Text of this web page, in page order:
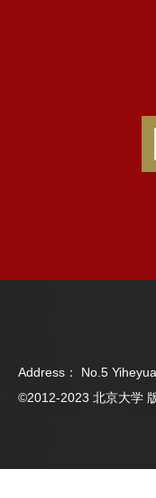
Address： No.5
©2012-2023 北京大学